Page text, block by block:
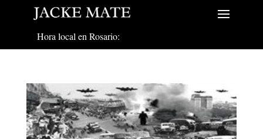
Hora local en Rosario: